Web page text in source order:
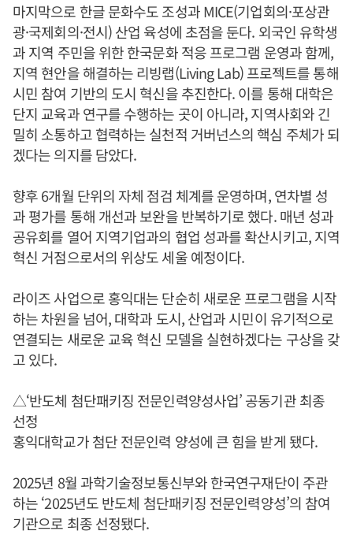
마지막으로 한글 문화수도 조성과 MICE(기업회의·포상관
광·국제회의·전시) 산업 육성에 초점을 둔다. 외국인 유학생
과 지역 주민을 위한 한국문화 적응 프로그램 운영과 함께,
지역 현안을 해결하는 리빙랩(Living Lab) 프로젝트를 통해
시민 참여 기반의 도시 혁신을 추진한다. 이를 통해 대학은
단지 교육과 연구를 수행하는 곳이 아니라, 지역사회와 긴
밀히 소통하고 협력하는 실천적 거버넌스의 핵심 주체가 되
겠다는 의지를 담았다.
향후 6개월 단위의 자체 점검 체계를 운영하며, 연차별 성
과 평가를 통해 개선과 보완을 반복하기로 했다. 매년 성과
공유회를 열어 지역기업과의 협업 성과를 확산시키고, 지역
혁신 거점으로서의 위상도 세울 예정이다.
라이즈 사업으로 홍익대는 단순히 새로운 프로그램을 시작
하는 차원을 넘어, 대학과 도시, 산업과 시민이 유기적으로
연결되는 새로운 교육 혁신 모델을 실현하겠다는 구상을 갖
고 있다.
△‘반도체 첨단패키징 전문인력양성사업’ 공동기관 최종
선정
홍익대학교가 첨단 전문인력 양성에 큰 힘을 받게 됐다.
2025년 8월 과학기술정보통신부와 한국연구재단이 주관
하는 ‘2025년도 반도체 첨단패키징 전문인력양성’의 참여
기관으로 최종 선정됐다.